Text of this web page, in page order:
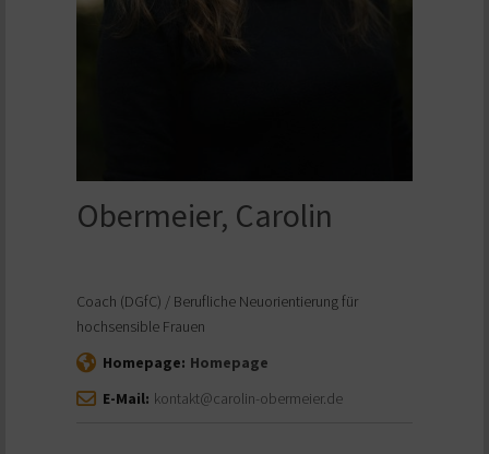
Obermeier, Carolin
Coach (DGfC) / Berufliche Neuorientierung für
hochsensible Frauen
Homepage: Homepage
E-Mail: kontakt@carolin-obermeier.de